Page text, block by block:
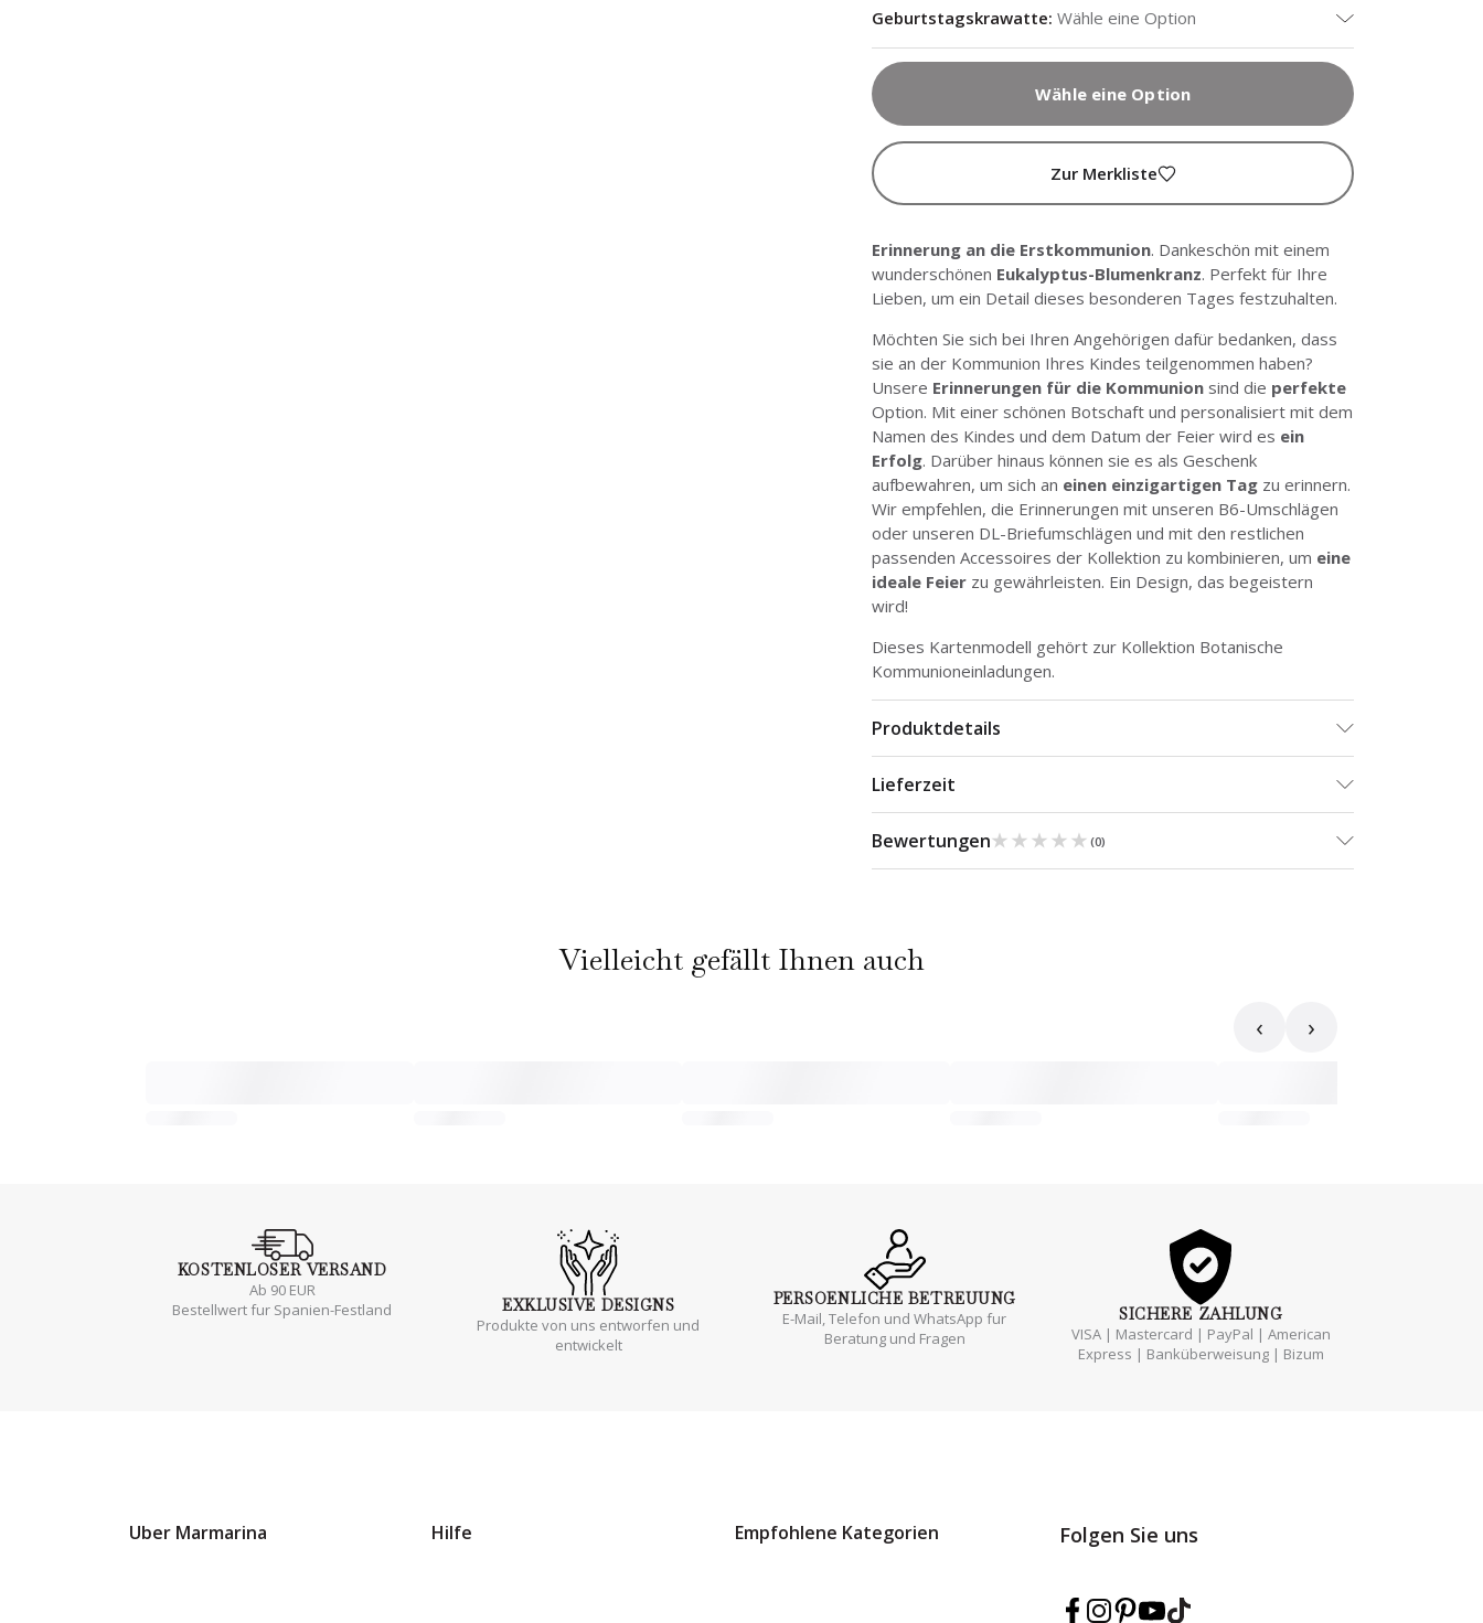
Geburtstagskrawatte: Wähle eine Option
Wähle eine Option
Zur Merkliste
Erinnerung an die Erstkommunion. Dankeschön mit einem
wunderschönen Eukalyptus-Blumenkranz. Perfekt für Ihre
Lieben, um ein Detail dieses besonderen Tages festzuhalten.
Möchten Sie sich bei Ihren Angehörigen dafür bedanken, dass
sie an der Kommunion Ihres Kindes teilgenommen haben?
Unsere Erinnerungen für die Kommunion sind die perfekte
Option. Mit einer schönen Botschaft und personalisiert mit dem
Namen des Kindes und dem Datum der Feier wird es ein
Erfolg. Darüber hinaus können sie es als Geschenk
aufbewahren, um sich an einen einzigartigen Tag zu erinnern.
Wir empfehlen, die Erinnerungen mitunseren B6-Umschlägen
oderunseren DL-Briefumschlägen und mit den restlichen
passenden Accessoires der Kollektion zu kombinieren, um eine
ideale Feier zu gewährleisten. Ein Design, das begeistern
wird!
Dieses Kartenmodell gehört zur Kollektion Botanische
Kommunioneinladungen.
Produktdetails
Lieferzeit
Bewertungen★★★★★
★★★★★(0)
Vielleicht gefällt Ihnen auch
‹ ›
KOSTENLOSERVERSAND
Ab 90 EUR
Bestellwert fur Spanien-Festland
EXKLUSIVE DESIGNS
Produkte von uns entworfen und
entwickelt
PERSOENLICHE BETREUUNG
E-Mail, Telefon und WhatsApp fur
Beratung und Fragen
SICHERE ZAHLUNG
VISA | Mastercard | PayPal | American
Express | Banküberweisung | Bizum
Uber Marmarina Hilfe Empfohlene Kategorien Folgen Sie uns